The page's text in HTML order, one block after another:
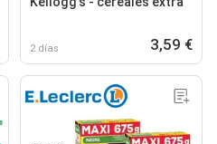
2 días 3,59 €